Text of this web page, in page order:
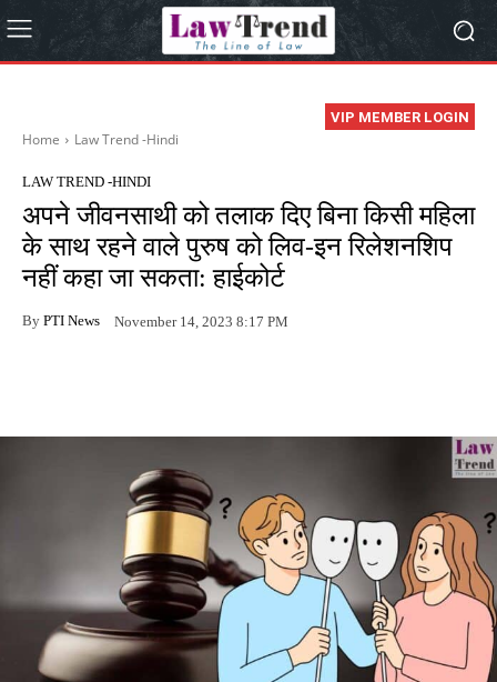
VIP MEMBER LOGIN
Home Law Trend -Hindi
LAW TREND -HINDI
अपने जीवनसाथी को तलाक दिए बिना किसी महिला
के साथ रहने वाले पुरुष को लिव-इन रिलेशनशिप
नहीं कहा जा सकता: हाईकोर्ट
By PTI News November 14, 2023 8:17 PM